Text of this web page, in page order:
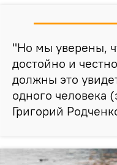
"Но мы уверены,
достойно и
должны это
одного человека
Григорий